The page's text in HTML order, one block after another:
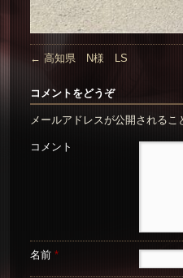
← 高知県 N様 LS
コメントをどうぞ
メールアドレスが公開されるこ
コメント
名前 *